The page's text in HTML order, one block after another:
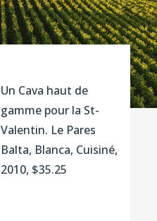
Un Cava haut de
gamme pour la St-
Valentin. Le Pares
Balta, Blanca, Cuisiné,
2010, $35.25